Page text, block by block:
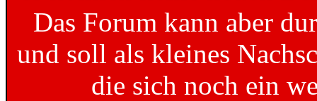
Das Forum kann aber
und soll als kleines
die sich noch ein